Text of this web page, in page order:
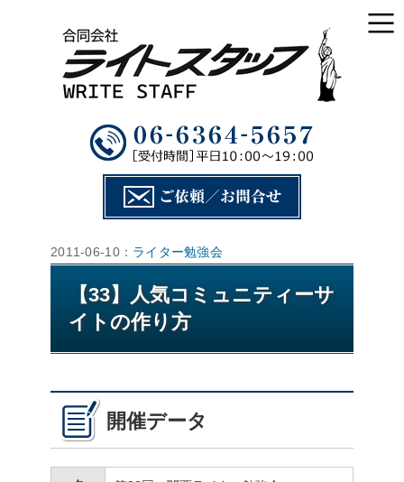
2011-06-10： ライター勉強会
【33】人気コミュニティーサ
イトの作り方
開催データ